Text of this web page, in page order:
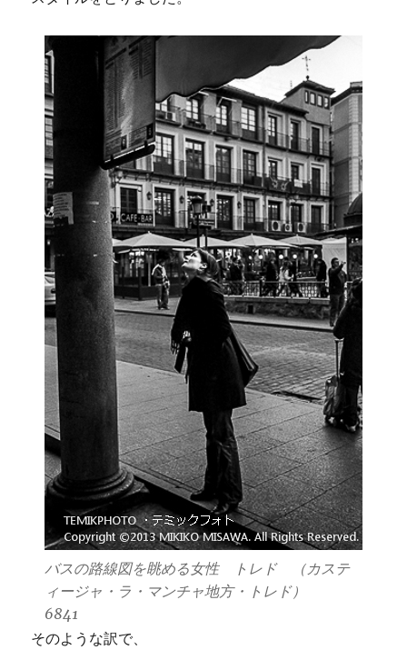
バスの路線図を眺める女性 トレド （カステ
ィージャ・ラ・マンチャ地方・トレド）
6841
そのような訳で、